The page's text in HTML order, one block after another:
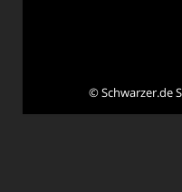
©Schwarzer.de